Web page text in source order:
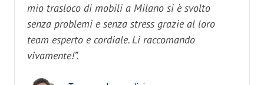
mio trasloco di mobili a Milano si è svolto
senza problemi e senza stress grazie al loro
team esperto e cordiale. Li raccomando
vivamente!”.